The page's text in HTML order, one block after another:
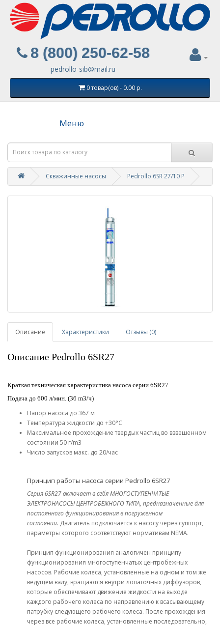
8 (800) 250-62-58
pedrollo-sib@mail.ru
0 товар(ов) - 0.00 р.
Меню
Скважинные насосы Pedrollo 6SR 27/10 P
Описание Характеристики Отзывы (0)
Описание Pedrollo 6SR27
Краткая техническая характеристика насоса серии 6SR27
Подача до 600 л/мин. (36 m3/ч)
Напор насоса до 367 м
Температура жидкости до +30°C
Максимальное прохождение твердых частиц во взвешенном
состоянии 50 г/m3
Число запусков макс. до 20/час
Принцип работы насоса серии Pedrollo 6SR27
Серия 6SR27 включает в себя МНОГОСТУПЕНЧАТЫЕ
ЭЛЕКТРОНАСОСЫ ЦЕНТРОБЕЖНОГО ТИПА, предназначенные для
постоянного функционирования в погруженном
состоянии. Двигатель подключается к насосу через суппорт,
параметры которого соответствуют нормативам NEMA.
Принцип функционирования аналогичен принципу
функционирования многоступенчатых центробежных
насосов. Рабочие колеса, установленные на одном и том же
ведущем валу, вращаются внутри лопаточных диффузоров,
которые обеспечивают движение жидкости на выходе
каждого рабочего колеса по направлению к всасывающему
патрубку следующего рабочего колеса. После прохождения
через все рабочие колеса, установленные последовательно,